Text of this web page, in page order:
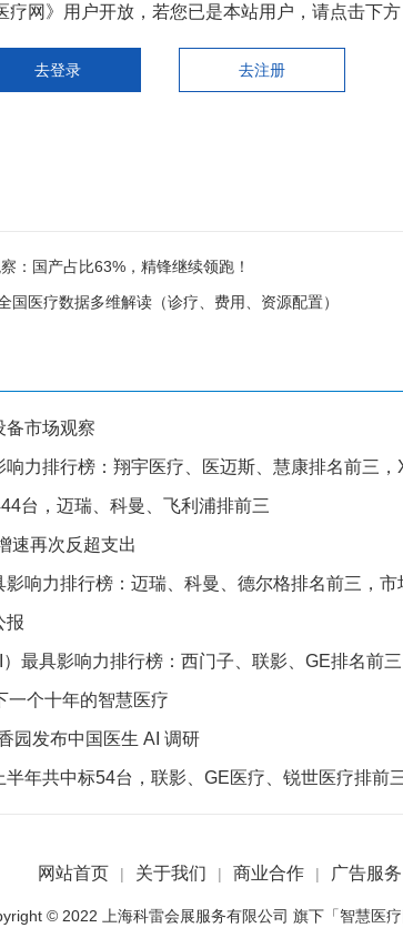
疗网》用户开放，若您已是本站用户，请点击下方
去登录 去注册
：国产占比63%，精锋继续领跑！
医疗数据多维解读（诊疗、费用、资源配置）
备市场观察
行榜：翔宇医疗、医迈斯、慧康排名前三，XY-K-
台，迈瑞、科曼、飞利浦排前三
速再次反超支出
力排行榜：迈瑞、科曼、德尔格排名前三，市场集中
报
力排行榜：西门子、联影、GE排名前三，MAGNETOM Vida
一个十年的智慧医疗
园发布中国医生 AI 调研
年共中标54台，联影、GE医疗、锐世医疗排前
网站首页 | 关于我们 | 商业合作 | 广告服务
© 2022 上海科雷会展服务有限公司 旗下「智慧医